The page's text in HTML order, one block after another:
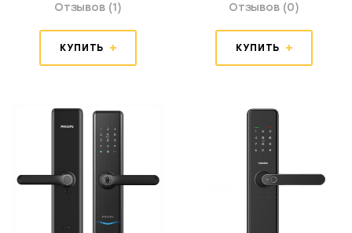
Отзывов (1)
КУПИТЬ
Отзывов (0)
КУПИТЬ